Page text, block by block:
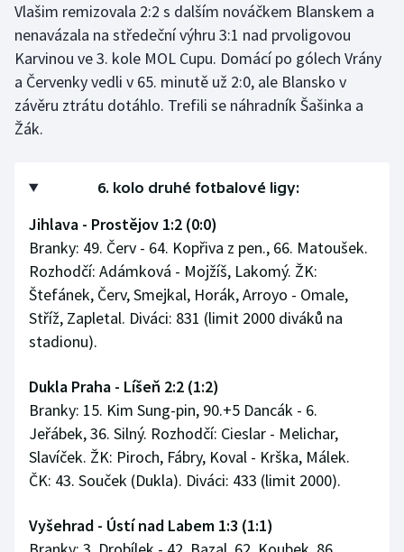
Rychlostní kanoistika
Short track
Veslování
Vodní slalom
Volejbal
Ostatní
Vlašim remizovala 2:2 s dalším nováčkem Blanskem a
nenavázala na středeční výhru 3:1 nad prvoligovou
Karvinou ve 3. kole MOL Cupu. Domácí po gólech Vrány
a Červenky vedli v 65. minutě už 2:0, ale Blansko v
závěru ztrátu dotáhlo. Trefili se náhradník Šašinka a
Žák.
6. kolo druhé fotbalové ligy:
Jihlava - Prostějov 1:2 (0:0)
Branky: 49. Červ - 64. Kopřiva z pen., 66. Matoušek.
Rozhodčí: Adámková - Mojžíš, Lakomý. ŽK:
Štefánek, Červ, Smejkal, Horák, Arroyo - Omale,
Stříž, Zapletal. Diváci: 831 (limit 2000 diváků na
stadionu).
Dukla Praha - Líšeň 2:2 (1:2)
Branky: 15. Kim Sung-pin, 90.+5 Dancák - 6.
Jeřábek, 36. Silný. Rozhodčí: Cieslar - Melichar,
Slavíček. ŽK: Piroch, Fábry, Koval - Krška, Málek.
ČK: 43. Souček (Dukla). Diváci: 433 (limit 2000).
Vyšehrad - Ústí nad Labem 1:3 (1:1)